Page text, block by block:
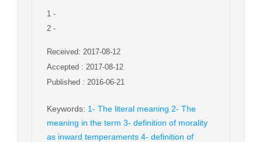
1 -
2 -
Received: 2017-08-12
Accepted : 2017-08-12
Published : 2016-06-21
Keywords: 1- The literal meaning 2- The
meaning in the term 3- definition of morality
as inward temperaments 4- definition of